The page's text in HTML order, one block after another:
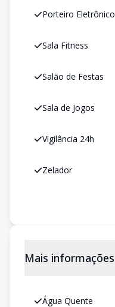
Porteiro Eletrônico
Sala Fitness
Salão de Festas
Sala de Jogos
Vigilância 24h
Zelador
Mais informações
Água Quente